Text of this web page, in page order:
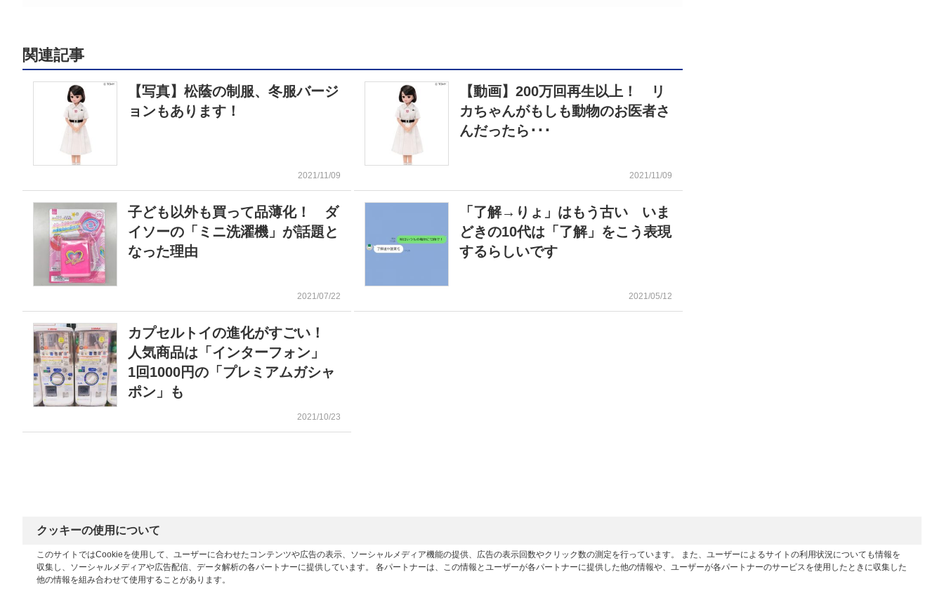
関連記事
【写真】松蔭の制服、冬服バージ
ョンもあります！
2021/11/09
【動画】200万回再生以上！ リ
カちゃんがもしも動物のお医者さ
んだったら･･･
2021/11/09
子ども以外も買って品薄化！ ダ
イソーの「ミニ洗濯機」が話題と
なった理由
2021/07/22
「了解→りょ」はもう古い いま
どきの10代は「了解」をこう表現
するらしいです
2021/05/12
カプセルトイの進化がすごい！
人気商品は「インターフォン」
1回1000円の「プレミアムガシャ
ポン」も
2021/10/23
クッキーの使用について
このサイトではCookieを使用して、ユーザーに合わせたコンテンツや広告の表示、ソーシャルメディア機能の提供、広告の表示回数やクリック数の測定を行っています。 また、ユーザーによるサイトの利用状況についても情報を
収集し、ソーシャルメディアや広告配信、データ解析の各パートナーに提供しています。 各パートナーは、この情報とユーザーが各パートナーに提供した他の情報や、ユーザーが各パートナーのサービスを使用したときに収集した
他の情報を組み合わせて使用することがあります。